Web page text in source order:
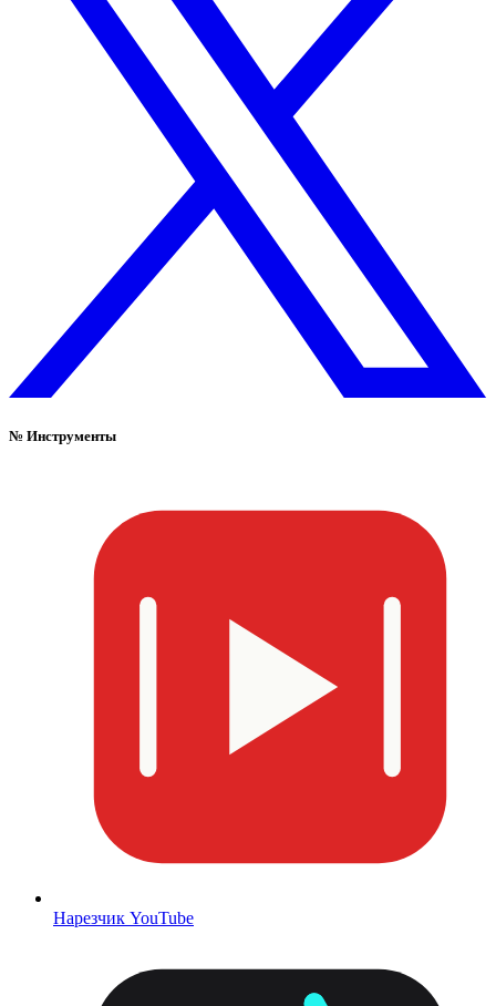
№ Инструменты
Нарезчик YouTube